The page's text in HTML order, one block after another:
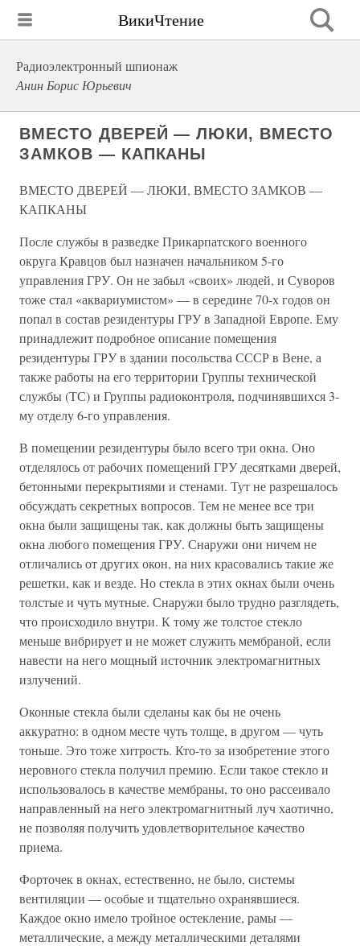
ВикиЧтение
Радиоэлектронный шпионаж
Анин Борис Юрьевич
ВМЕСТО ДВЕРЕЙ — ЛЮКИ, ВМЕСТО
ЗАМКОВ — КАПКАНЫ
ВМЕСТО ДВЕРЕЙ — ЛЮКИ, ВМЕСТО ЗАМКОВ —
КАПКАНЫ
После службы в разведке Прикарпатского военного
округа Кравцов был назначен начальником 5-го
управления ГРУ. Он не забыл «своих» людей, и Суворов
тоже стал «аквариумистом» — в середине 70-х годов он
попал в состав резидентуры ГРУ в Западной Европе. Ему
принадлежит подробное описание помещения
резидентуры ГРУ в здании посольства СССР в Вене, а
также работы на его территории Группы технической
службы (ТС) и Группы радиоконтроля, подчинявшихся 3-
му отделу 6-го управления.
В помещении резидентуры было всего три окна. Оно
отделялось от рабочих помещений ГРУ десятками дверей,
бетонными перекрытиями и стенами. Тут не разрешалось
обсуждать секретных вопросов. Тем не менее все три
окна были защищены так, как должны быть защищены
окна любого помещения ГРУ. Снаружи они ничем не
отличались от других окон, на них красовались такие же
решетки, как и везде. Но стекла в этих окнах были очень
толстые и чуть мутные. Снаружи было трудно разглядеть,
что происходило внутри. К тому же толстое стекло
меньше вибрирует и не может служить мембраной, если
навести на него мощный источник электромагнитных
излучений.
Оконные стекла были сделаны как бы не очень
аккуратно: в одном месте чуть толще, в другом — чуть
тоньше. Это тоже хитрость. Кто-то за изобретение этого
неровного стекла получил премию. Если такое стекло и
использовалось в качестве мембраны, то оно рассеивало
направленный на него электромагнитный луч хаотично,
не позволяя получить удовлетворительное качество
приема.
Форточек в окнах, естественно, не было, системы
вентиляции — особые и тщательно охранявшиеся.
Каждое окно имело тройное остекление, рамы —
металлические, а между металлическими деталями